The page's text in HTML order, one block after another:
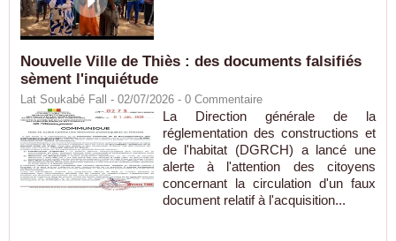
Nouvelle Ville de Thiès : des documents falsifiés
sèment l'inquiétude
Lat Soukabé Fall - 02/07/2026 - 0 Commentaire
La Direction générale de la
réglementation des constructions et
de l'habitat (DGRCH) a lancé une
alerte à l'attention des citoyens
concernant la circulation d'un faux
document relatif à l'acquisition...